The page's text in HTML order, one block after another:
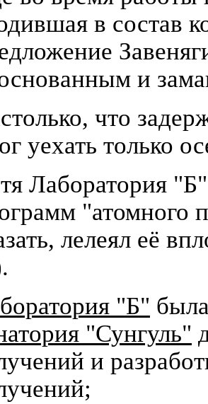
в состав
и
что
уехать только
Лаборатория
"атомного
лелеял её
"Б"
"Сунгуль"
и